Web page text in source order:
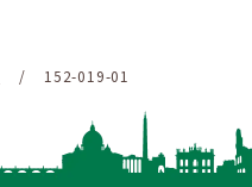
/ 152-019-01